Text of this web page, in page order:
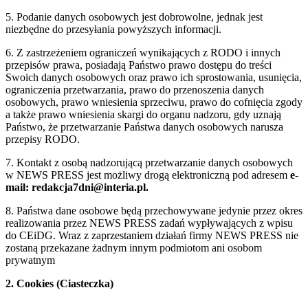
5. Podanie danych osobowych jest dobrowolne, jednak jest
niezbędne do przesyłania powyższych informacji.
6. Z zastrzeżeniem ograniczeń wynikających z RODO i innych
przepisów prawa, posiadają Państwo prawo dostępu do treści
Swoich danych osobowych oraz prawo ich sprostowania, usunięcia,
ograniczenia przetwarzania, prawo do przenoszenia danych
osobowych, prawo wniesienia sprzeciwu, prawo do cofnięcia zgody
a także prawo wniesienia skargi do organu nadzoru, gdy uznają
Państwo, że przetwarzanie Państwa danych osobowych narusza
przepisy RODO.
7. Kontakt z osobą nadzorującą przetwarzanie danych osobowych
w NEWS PRESS jest możliwy drogą elektroniczną pod adresem e-
mail: redakcja7dni@interia.pl.
8. Państwa dane osobowe będą przechowywane jedynie przez okres
realizowania przez NEWS PRESS zadań wypływających z wpisu
do CEiDG. Wraz z zaprzestaniem działań firmy NEWS PRESS nie
zostaną przekazane żadnym innym podmiotom ani osobom
prywatnym
2. Cookies (Ciasteczka)